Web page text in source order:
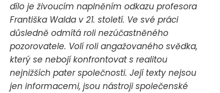
dílo je živoucím naplněním odkazu profesora
Františka Walda v 21. století. Ve své práci
důsledně odmítá roli nezúčastněného
pozorovatele. Volí roli angažovaného svědka,
který se nebojí konfrontovat s realitou
nejnižších pater společnosti. Její texty nejsou
jen informacemi, jsou nástroji společenské